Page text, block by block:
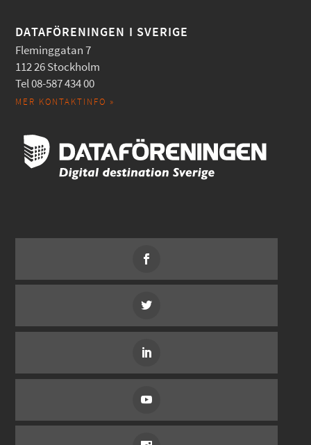
DATAFÖRENINGEN I SVERIGE
Fleminggatan 7
112 26 Stockholm
Tel 08-587 434 00
MER KONTAKTINFO »